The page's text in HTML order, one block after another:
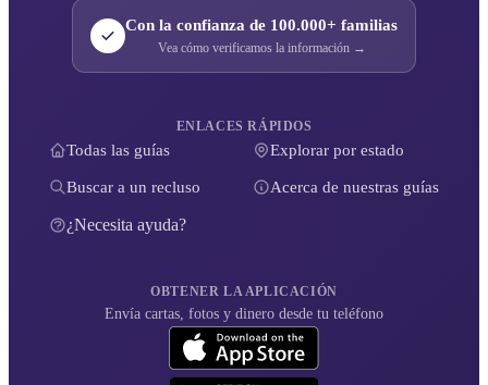
Con la confianza de 100.000+ familias
Vea cómo verificamos la información →
ENLACES RÁPIDOS
Todas las guías Explorar por estado
Buscar a un recluso Acerca de nuestras guías
¿Necesita ayuda?
OBTENER LA APLICACIÓN
Envía cartas, fotos y dinero desde tu teléfono